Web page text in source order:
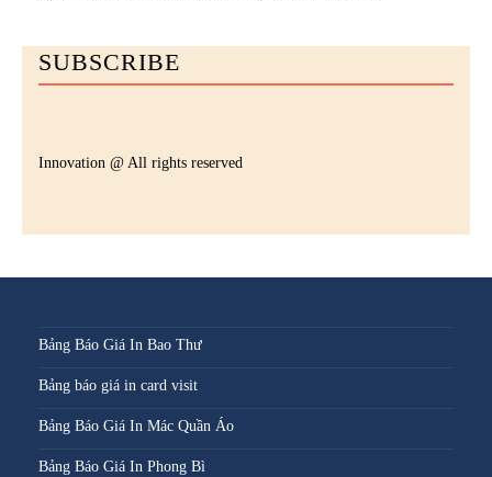
SUBSCRIBE
Innovation @ All rights reserved
Bảng Báo Giá In Bao Thư
Bảng báo giá in card visit
Bảng Báo Giá In Mác Quần Áo
Bảng Báo Giá In Phong Bì